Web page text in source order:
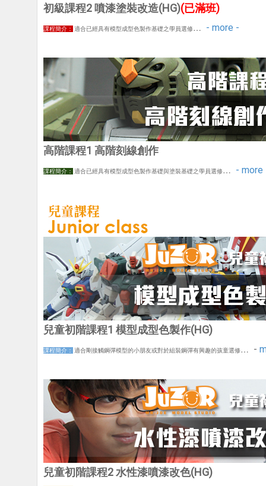
初級課程2 噴漆塗裝改造(HG)(已滿班)
課程簡介： 適合已經具有模型成型色製作基礎之學員選修… - more -
高階課程1 高階刻線創作
課程簡介： 適合已經具有模型成型色製作基礎與塗裝基礎之學員選修… - more
兒童初階課程1 模型成型色製作(HG)
課程簡介： 適合剛接觸鋼彈模型的小朋友或對於組裝鋼彈有興趣的孩童選修… -
兒童初階課程2 水性漆噴漆改色(HG)